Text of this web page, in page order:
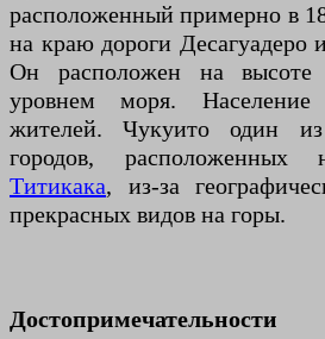
расположенный примерно в
на краю дороги Десагуадеро
Он расположен на
уровнем моря. Население
жителей. Чукуито один
городов,
Титикака, из-за
прекрасных видов на горы.
Достопримечательности